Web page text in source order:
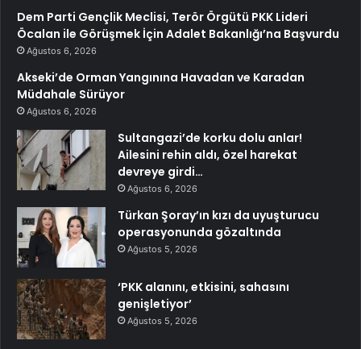
Dem Parti Gençlik Meclisi, Terör Örgütü PKK Lideri
Öcalan ile Görüşmek İçin Adalet Bakanlığı’na Başvurdu
Ağustos 6, 2026
Akseki’de Orman Yangınına Havadan ve Karadan
Müdahale Sürüyor
Ağustos 6, 2026
Sultangazi’de korku dolu anlar!
Ailesini rehin aldı, özel harekat
devreye girdi…
Ağustos 6, 2026
Türkan Şoray’ın kızı da uyuşturucu
operasyonunda gözaltında
Ağustos 5, 2026
‘PKK alanını, etkisini, sahasını
genişletiyor’
Ağustos 5, 2026